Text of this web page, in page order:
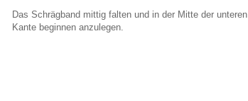
Das Schrägband mittig falten und in der Mitte der unteren
Kante beginnen anzulegen.